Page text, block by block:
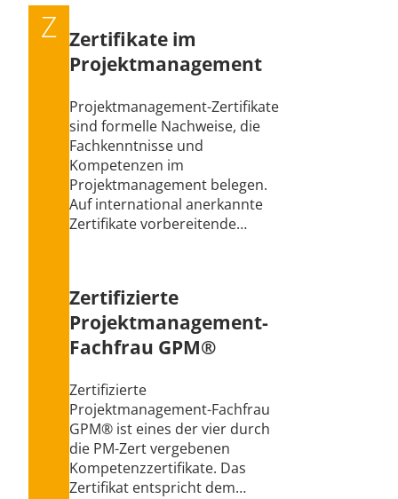
Z Zertifikate im
Projektmanagement
Projektmanagement-Zertifikate
sind formelle Nachweise, die
Fachkenntnisse und
Kompetenzen im
Projektmanagement belegen.
Auf international anerkannte
Zertifikate vorbereitende…
Zertifizierte
Projektmanagement-
Fachfrau GPM®
Zertifizierte
Projektmanagement-Fachfrau
GPM® ist eines der vier durch
die PM-Zert vergebenen
Kompetenzzertifikate. Das
Zertifikat entspricht dem…